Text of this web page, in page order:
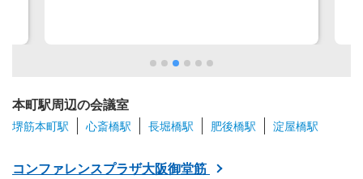
本町駅周辺の会議室
堺筋本町駅 心斎橋駅 長堀橋駅 肥後橋駅 淀屋橋駅
コンファレンスプラザ大阪御堂筋